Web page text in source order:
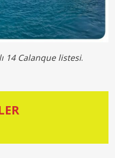
14 Calanque listesi.